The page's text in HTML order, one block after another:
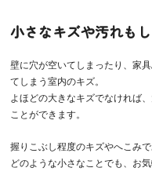
小さなキズや汚れも
壁に穴が空いてしまったり、家
てしまう室内のキズ。
よほどの大きなキズでなければ
ことができます。
握りこぶし程度のキズやへこみで
どのような小さなことでも、お